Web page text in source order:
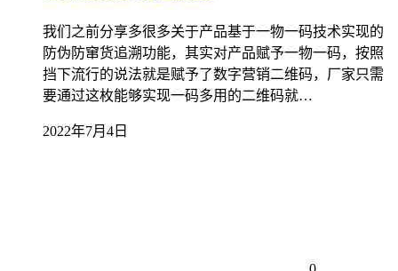
我们之前分享多很多关于产品基于一物一码技术实现的
防伪防窜货追溯功能，其实对产品赋予一物一码，按照
挡下流行的说法就是赋予了数字营销二维码，厂家只需
要通过这枚能够实现一码多用的二维码就…
2022年7月4日